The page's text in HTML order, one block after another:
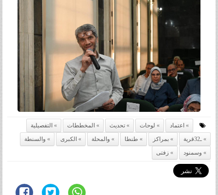
اعتماد لوحات تحديث المخططات
التفصيلية
ـ32قرية
بمراكز طنطا والمحلة الكبرى
والسنطة
وسمنود
زفتى